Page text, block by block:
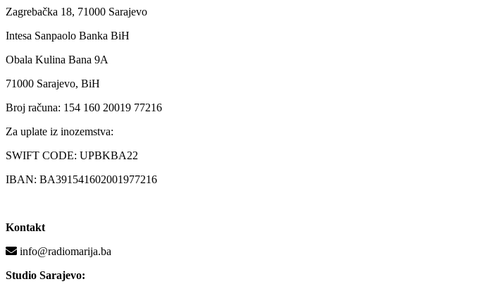
Zagrebačka 18, 71000 Sarajevo
Intesa Sanpaolo Banka BiH
Obala Kulina Bana 9A
71000 Sarajevo, BiH
Broj računa: 154 160 20019 77216
Za uplate iz inozemstva:
SWIFT CODE: UPBKBA22
IBAN: BA391541602001977216
Kontakt
info@radiomarija.ba
Studio Sarajevo: